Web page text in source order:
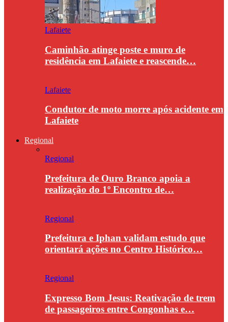
Lafaiete
Caminhão atinge poste e muro de
residência em Lafaiete e reascende…
Lafaiete
Condutor de moto morre após acidente em
Lafaiete
Regional
Regional
Prefeitura de Ouro Branco apoia a
realização do 1º Encontro de…
Regional
Prefeitura e Iphan validam estudo que
orientará ações no Centro Histórico…
Regional
Expresso Bom Jesus: Reativação de trem
de passageiros entre Congonhas e…